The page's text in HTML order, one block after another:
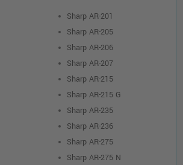
Sharp AR-201
Sharp AR-205
Sharp AR-206
Sharp AR-207
Sharp AR-215
Sharp AR-215 G
Sharp AR-235
Sharp AR-236
Sharp AR-275
Sharp AR-275 N